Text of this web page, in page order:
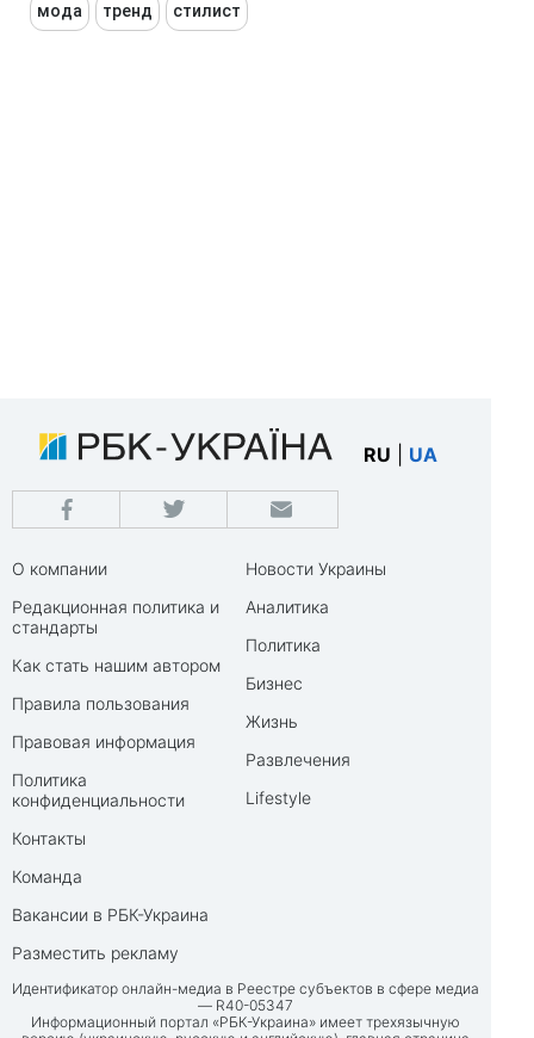
мода тренд стилист
RU UA
О компании
Редакционная политика и
стандарты
Как стать нашим автором
Правила пользования
Правовая информация
Политика
конфиденциальности
Контакты
Команда
Вакансии в РБК-Украина
Разместить рекламу
Новости Украины
Аналитика
Политика
Бизнес
Жизнь
Развлечения
Lifestyle
Идентификатор онлайн-медиа в Реестре субъектов в сфере медиа
— R40-05347
Информационный портал «РБК-Украина» имеет трехязычную